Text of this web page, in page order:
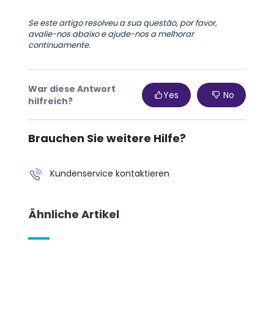
Se este artigo resolveu a sua questão, por favor,
avalie-nos abaixo e ajude-nos a melhorar
continuamente.
War diese Antwort
hilfreich?
Yes No
Brauchen Sie weitere Hilfe?
Kundenservice kontaktieren
Ähnliche Artikel